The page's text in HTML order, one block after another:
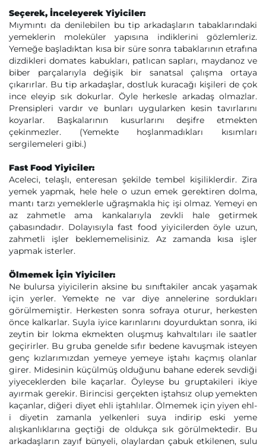
Seçerek, İnceleyerek Yiyiciler:
Mıymıntı da denilebilen bu tip arkadaşların tabaklarındaki
yemeklerin moleküler yapısına indiklerini gözlemleriz.
Yemeğe başladıktan kısa bir süre sonra tabaklarının etrafına
dizdikleri domates kabukları, patlıcan sapları, maydanoz ve
biber parçalarıyla değişik bir sanatsal çalışma ortaya
çıkarırlar. Bu tip arkadaşlar, dostluk kuracağı kişileri de çok
ince eleyip sık dokurlar. Öyle herkesle arkadaş olmazlar.
Prensipleri vardır ve bunları uygularken kesin tavırlarını
koyarlar. Başkalarının kusurlarını deşifre etmekten
çekinmezler. (Yemekte hoşlanmadıkları kısımları
sergilemeleri gibi.)
Fast Food Yiyiciler:
Aceleci, telaşlı, enteresan şekilde tembel kişiliklerdir. Zira
yemek yapmak, hele hele o uzun emek gerektiren dolma,
mantı tarzı yemeklerle uğraşmakla hiç işi olmaz. Yemeyi en
az zahmetle ama kankalarıyla zevkli hale getirmek
çabasındadır. Dolayısıyla fast food yiyicilerden öyle uzun,
zahmetli işler beklememelisiniz. Az zamanda kısa işler
yapmak isterler.
Ölmemek İçin Yiyiciler:
Ne bulursa yiyicilerin aksine bu sınıftakiler ancak yaşamak
için yerler. Yemekte ne var diye annelerine sordukları
görülmemiştir. Herkesten sonra sofraya oturur, herkesten
önce kalkarlar. Suyla iyice karınlarını doyurduktan sonra, iki
zeytin bir lokma ekmekten oluşmuş kahvaltıları ile saatler
geçirirler. Bu gruba genelde sıfır bedene kavuşmak isteyen
genç kızlarımızdan yemeye yemeye iştahı kaçmış olanlar
girer. Midesinin küçülmüş olduğunu bahane ederek sevdiği
yiyeceklerden bile kaçarlar. Öyleyse bu gruptakileri ikiye
ayırmak gerekir. Birincisi gerçekten iştahsız olup yemekten
kaçanlar, diğeri diyet ehli iştahlılar. Ölmemek için yiyen ehl-
i diyetin zamanla yelkenleri suya indirip eski yeme
alışkanlıklarına geçtiği de oldukça sık görülmektedir. Bu
arkadaşların zayıf bünyeli, olaylardan çabuk etkilenen, sulu